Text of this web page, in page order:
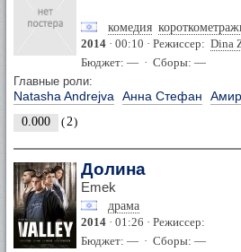
комедия
2014 · 00:10 · Режиссер: Dina
Бюджет: — · Сборы: —
Главные роли:
Natasha Andrejva Анна Стефан
0.000 (2)
Долина
Emek
драма
2014 · 01:26 · Режиссер:
Бюджет: — · Сборы: —